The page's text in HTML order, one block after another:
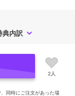
典内訳
2人
同時にご注文があった場